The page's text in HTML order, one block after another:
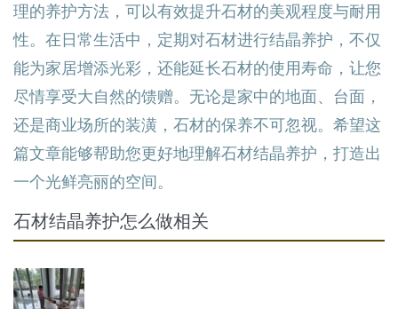
理的养护方法，可以有效提升石材的美观程度与耐用
性。在日常生活中，定期对石材进行结晶养护，不仅
能为家居增添光彩，还能延长石材的使用寿命，让您
尽情享受大自然的馈赠。无论是家中的地面、台面，
还是商业场所的装潢，石材的保养不可忽视。希望这
篇文章能够帮助您更好地理解石材结晶养护，打造出
一个光鲜亮丽的空间。
石材结晶养护怎么做相关